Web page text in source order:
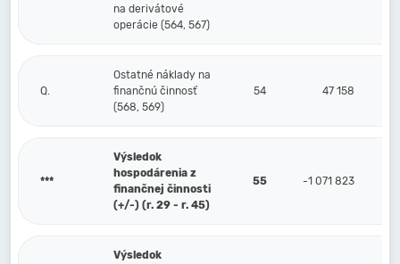
na derivátové
operácie (564, 567)
Q.
Ostatné náklady na
finančnú činnosť
(568, 569)
54 47 158
***
Výsledok
hospodárenia z
finančnej činnosti
(+/-) (r. 29 - r. 45)
55 -1 071 823
Výsledok